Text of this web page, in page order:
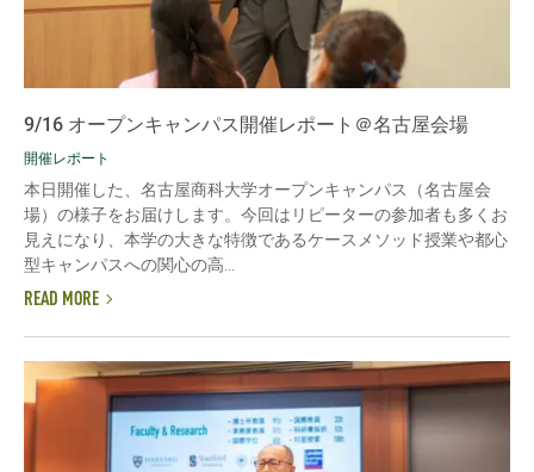
9/16 オープンキャンパス開催レポート＠名古屋会場
開催レポート
本日開催した、名古屋商科大学オープンキャンパス（名古屋会
場）の様子をお届けします。今回はリピーターの参加者も多くお
見えになり、本学の大きな特徴であるケースメソッド授業や都心
型キャンパスへの関心の高...
READ MORE